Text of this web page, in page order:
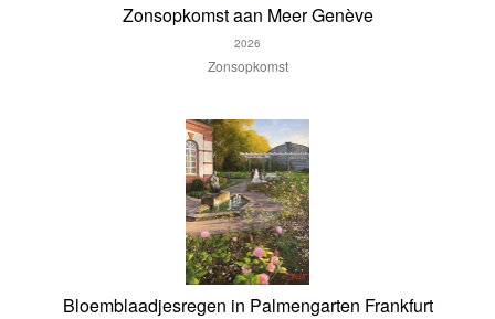
Zonsopkomst aan Meer Genève
2026
Zonsopkomst
Bloemblaadjesregen in Palmengarten Frankfurt